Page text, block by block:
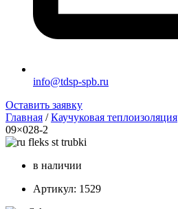
info@tdsp-spb.ru
Оставить заявку
Главная /Каучуковая теплоизоляция
09×028-2
в наличии
Артикул: 1529